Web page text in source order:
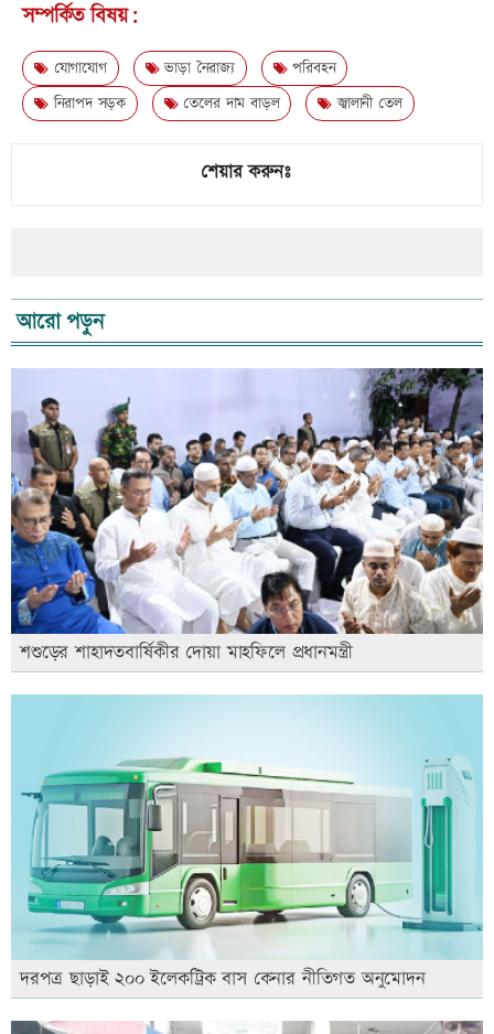
সম্পর্কিত বিষয়:
যোগাযোগ ভাড়া নৈরাজ্য
পরিবহন
নিরাপদ সড়ক
তেলের দাম বাড়ল জ্বালানী তেল
শেয়ার করুনঃ
আরো পড়ুন
শশুড়ের শাহাদতবার্ষিকীর দোয়া মাহফিলে প্রধানমন্ত্রী
দরপত্র ছাড়াই ২০০ ইলেকট্রিক বাস কেনার নীতিগত অনুমোদন